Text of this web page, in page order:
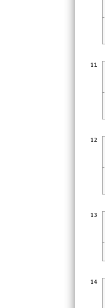
11
12
13
14